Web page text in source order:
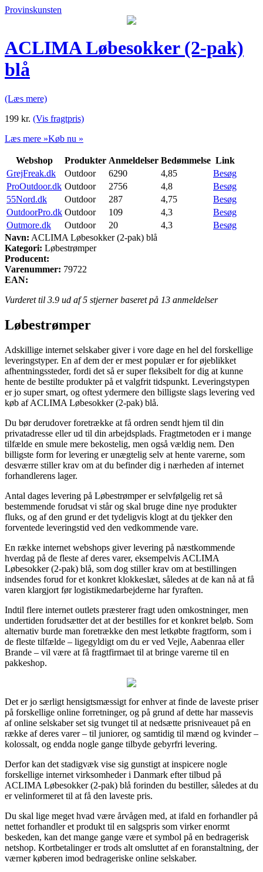
Provinskunsten
ACLIMA Løbesokker (2-pak)
blå
(Læs mere)
199 kr. (Vis fragtpris)
Læs mere »Køb nu »
Webshop Produkter Anmeldelser Bedømmelse Link
GrejFreak.dk
Outdoor 6290 4,85
Besøg
ProOutdoor.dk Outdoor 2756 4,8
Besøg
55Nord.dk
Outdoor 287 4,75
Besøg
OutdoorPro.dk Outdoor 109 4,3
Besøg
Outmore.dk
Outdoor 20 4,3
Besøg
Navn: ACLIMA Løbesokker (2-pak) blå
Kategori: Løbestrømper
Producent:
Varenummer: 79722
EAN:
Vurderet til 3.9 ud af 5 stjerner baseret på 13 anmeldelser
Løbestrømper
Adskillige internet selskaber giver i vore dage en hel del forskellige
leveringstyper. En af dem der er mest populær er for øjeblikket
afhentningssteder, fordi det så er super fleksibelt for dig at kunne
hente de bestilte produkter på et valgfrit tidspunkt. Leveringstypen
er jo super smart, og oftest ydermere den billigste slags levering ved
køb af ACLIMA Løbesokker (2-pak) blå.
Du bør derudover foretrække at få ordren sendt hjem til din
privatadresse eller ud til din arbejdsplads. Fragtmetoden er i mange
tilfælde en smule mere bekostelig, men også vældig nem. Den
billigste form for levering er unægtelig selv at hente varerne, som
desværre stiller krav om at du befinder dig i nærheden af internet
forhandlerens lager.
Antal dages levering på Løbestrømper er selvfølgelig ret så
bestemmende forudsat vi står og skal bruge dine nye produkter
fluks, og af den grund er det tydeligvis klogt at du tjekker den
forventede leveringstid ved den vedkommende vare.
En række internet webshops giver levering på næstkommende
hverdag på de fleste af deres varer, eksempelvis ACLIMA
Løbesokker (2-pak) blå, som dog stiller krav om at bestillingen
indsendes forud for et konkret klokkeslæt, således at de kan nå at få
varen klargjort før logistikmedarbejderne har fyraften.
Indtil flere internet outlets præsterer fragt uden omkostninger, men
undertiden forudsætter det at der bestilles for et konkret beløb. Som
alternativ burde man foretrække den mest letkøbte fragtform, som i
de fleste tilfælde – ligegyldigt om du er ved Vejle, Aabenraa eller
Brande – vil være at få fragtfirmaet til at bringe varerne til en
pakkeshop.
Det er jo særligt hensigtsmæssigt for enhver at finde de laveste priser
på forskellige online forretninger, og på grund af dette har massevis
af online selskaber set sig tvunget til at nedsætte prisniveauet på en
række af deres varer – til juniorer, og samtidig til mænd og kvinder –
kolossalt, og endda nogle gange tilbyde gebyrfri levering.
Derfor kan det stadigvæk vise sig gunstigt at inspicere nogle
forskellige internet virksomheder i Danmark efter tilbud på
ACLIMA Løbesokker (2-pak) blå forinden du bestiller, således at du
er velinformeret til at få den laveste pris.
Du skal lige meget hvad være årvågen med, at ifald en forhandler på
nettet forhandler et produkt til en salgspris som virker enormt
beskeden, kan det mange gange være et symbol på en bedragerisk
netshop. Kortbetalinger er trods alt omsluttet af en foranstaltning, der
værner køberen imod bedrageriske online selskaber.